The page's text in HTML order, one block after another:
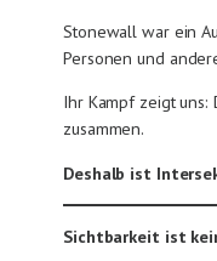
Stonewall war ein
Personen und
Ihr Kampf zeigt
zusammen.
Deshalb ist
Sichtbarkeit ist